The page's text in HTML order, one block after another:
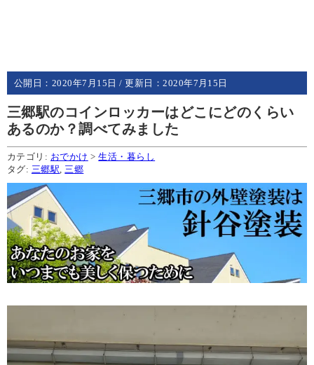
公開日： 2020年7月15日 / 更新日：2020年7月15日
三郷駅のコインロッカーはどこにどのくらい
あるのか？調べてみました
カテゴリ: おでかけ >生活・暮らし
タグ: 三郷駅,三郷